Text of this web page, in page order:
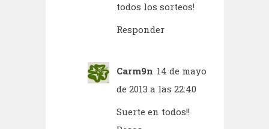
todos los sorteos!
Responder
Carm9n 14 de mayo
de 2013 a las 22:40
Suerte en todos!!